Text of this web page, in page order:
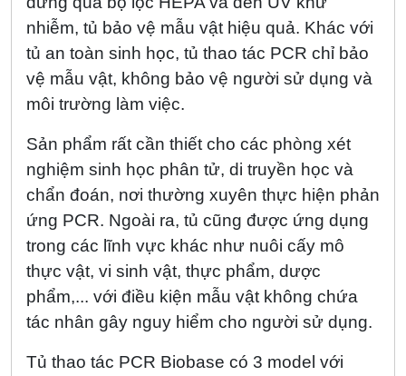
nhiễm, tủ bảo vệ mẫu vật hiệu quả. Khác với
tủ an toàn sinh học, tủ thao tác PCR chỉ bảo
vệ mẫu vật, không bảo vệ người sử dụng và
môi trường làm việc.
Sản phẩm rất cần thiết cho các phòng xét
nghiệm sinh học phân tử, di truyền học và
chẩn đoán, nơi thường xuyên thực hiện phản
ứng PCR. Ngoài ra, tủ cũng được ứng dụng
trong các lĩnh vực khác như nuôi cấy mô
thực vật, vi sinh vật, thực phẩm, dược
phẩm,... với điều kiện mẫu vật không chứa
tác nhân gây nguy hiểm cho người sử dụng.
Tủ thao tác PCR Biobase có 3 model với